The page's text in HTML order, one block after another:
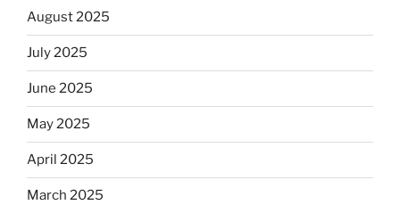
August 2025
July 2025
June 2025
May 2025
April 2025
March 2025